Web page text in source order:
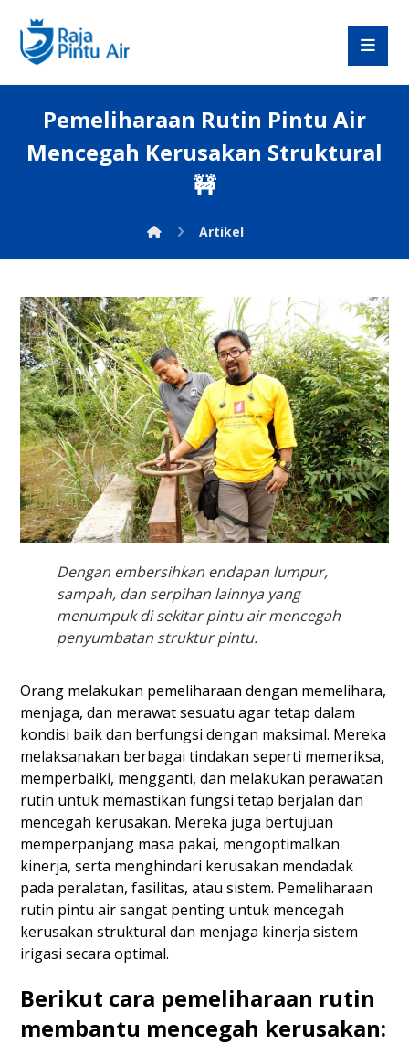
Pemeliharaan Rutin Pintu Air
Mencegah Kerusakan Struktural
🚧
Artikel
Dengan embersihkan endapan lumpur,
sampah, dan serpihan lainnya yang
menumpuk di sekitar pintu air mencegah
penyumbatan struktur pintu.
Orang melakukan pemeliharaan dengan memelihara,
menjaga, dan merawat sesuatu agar tetap dalam
kondisi baik dan berfungsi dengan maksimal. Mereka
melaksanakan berbagai tindakan seperti memeriksa,
memperbaiki, mengganti, dan melakukan perawatan
rutin untuk memastikan fungsi tetap berjalan dan
mencegah kerusakan. Mereka juga bertujuan
memperpanjang masa pakai, mengoptimalkan
kinerja, serta menghindari kerusakan mendadak
pada peralatan, fasilitas, atau sistem. Pemeliharaan
rutin pintu air sangat penting untuk mencegah
kerusakan struktural dan menjaga kinerja sistem
irigasi secara optimal.
Berikut cara pemeliharaan rutin
membantu mencegah kerusakan: